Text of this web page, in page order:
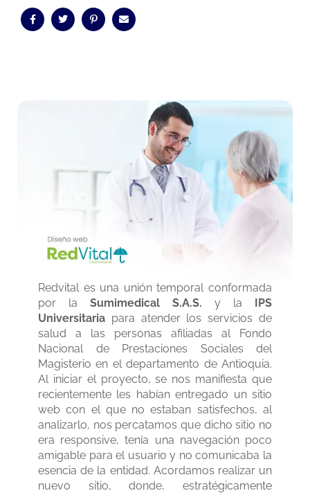
Redvital es una unión temporal conformada
por la Sumimedical S.A.S. y la IPS
Universitaria para atender los servicios de
salud a las personas afiliadas al Fondo
Nacional de Prestaciones Sociales del
Magisterio en el departamento de Antioquia.
Al iniciar el proyecto, se nos manifiesta que
recientemente les habían entregado un sitio
web con el que no estaban satisfechos, al
analizarlo, nos percatamos que dicho sitio no
era responsive, tenía una navegación poco
amigable para el usuario y no comunicaba la
esencia de la entidad. Acordamos realizar un
nuevo sitio, donde, estratégicamente